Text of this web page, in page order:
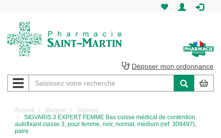
Martin
Pharmacie
Martin
Déposer mon ordonnance
Navigation
Accueil Marque
Sigvaris
SIGVARIS 3 EXPERT FEMME Bas cuisse médical de contention
autofixant classe 3, pour femme, noir, normal, médium (ref. 309497),
paire